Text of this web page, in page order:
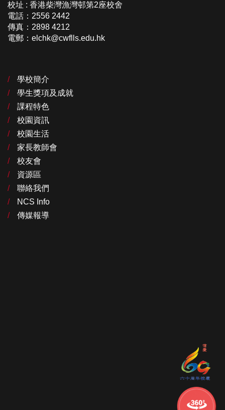
校址 : 香港柴灣漁灣邨第2座校舍
電話：2556 2442
傳真：2898 4212
電郵：elchk@cwflls.edu.hk
學校簡介
學生獎項及成就
課程特色
校園資訊
校園生活
家長教師會
校友會
資源區
聯絡我們
NCS Info
傳媒報導